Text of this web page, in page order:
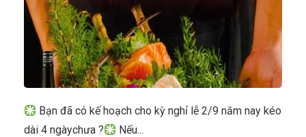
Bạn đã có kế hoạch cho kỳ nghỉ lễ 2/9 năm nay kéo
dài 4 ngàychưa ?
Nếu...